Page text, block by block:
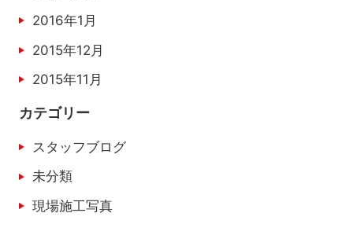
2016年1月
2015年12月
2015年11月
カテゴリー
スタッフブログ
未分類
現場施工写真